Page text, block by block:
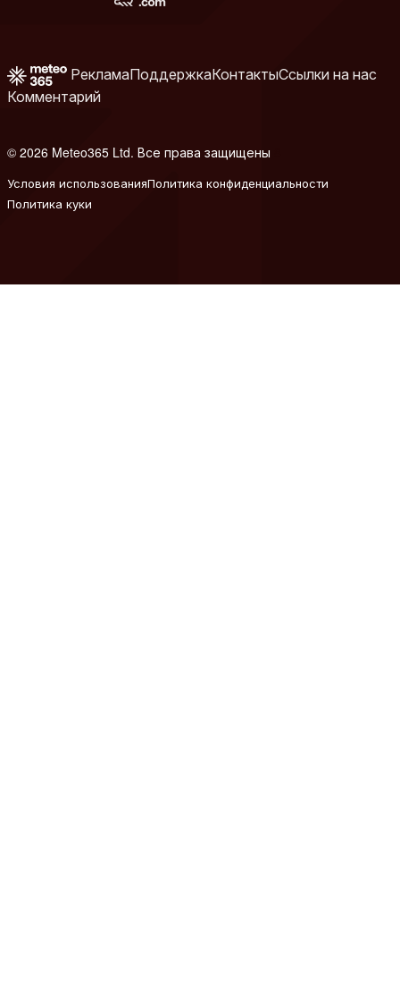
РекламаПоддержкаКонтактыСсылки на нас
Комментарий
© 2026 Meteo365 Ltd. Все права защищены
Условия использованияПолитика конфиденциальности
Политика куки